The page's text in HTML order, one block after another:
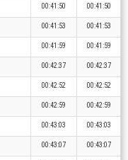
00:41:50 00:41:50
00:41:53 00:41:53
00:41:59 00:41:59
00:42:37 00:42:37
00:42:52 00:42:52
00:42:59 00:42:59
00:43:03 00:43:03
00:43:07 00:43:07